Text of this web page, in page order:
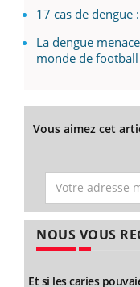
17 cas de dengue
La dengue
monde de football
Vous aimez cet
NOUS VOUS
Et si les caries